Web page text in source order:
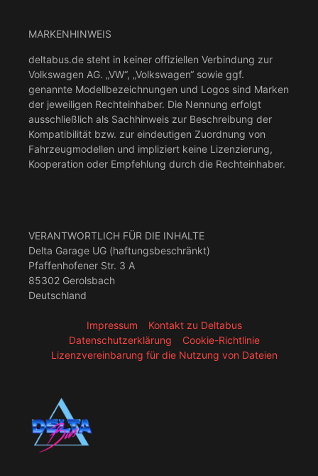
MARKENHINWEIS
deltabus.de steht in keiner offiziellen Verbindung zur
Volkswagen AG. „VW“, „Volkswagen“ sowie ggf.
genannte Modellbezeichnungen und Logos sind Marken
der jeweiligen Rechteinhaber. Die Nennung erfolgt
ausschließlich als Sachhinweis zur Beschreibung der
Kompatibilität bzw. zur eindeutigen Zuordnung von
Fahrzeugmodellen und impliziert keine Lizenzierung,
Kooperation oder Empfehlung durch die Rechteinhaber.
VERANTWORTLICH FÜR DIE INHALTE
Delta Garage UG (haftungsbeschränkt)
Pfaffenhofener Str. 3 A
85302 Gerolsbach
Deutschland
Impressum
Kontakt zu Deltabus
Datenschutzerklärung
Cookie-Richtlinie
Lizenzvereinbarung für die Nutzung von Dateien